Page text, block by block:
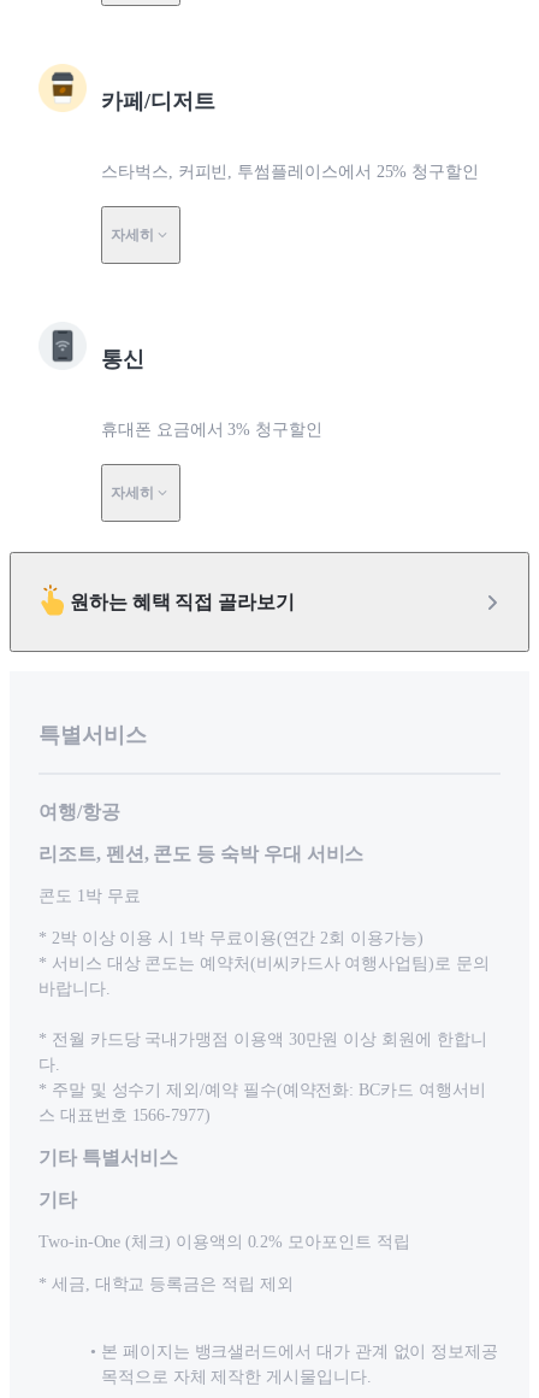
카페/디저트
스타벅스, 커피빈, 투썸플레이스에서 25% 청구할인
자세히
통신
휴대폰 요금에서 3% 청구할인
자세히
원하는 혜택 직접 골라보기
특별서비스
여행/항공
리조트, 펜션, 콘도 등 숙박 우대 서비스
콘도 1박 무료
* 2박 이상 이용 시 1박 무료이용(연간 2회 이용가능)
* 서비스 대상 콘도는 예약처(비씨카드사 여행사업팀)로 문의
바랍니다.
* 전월 카드당 국내가맹점 이용액 30만원 이상 회원에 한합니
다.
* 주말 및 성수기 제외/예약 필수(예약전화: BC카드 여행서비
스 대표번호 1566-7977)
기타 특별서비스
기타
Two-in-One (체크) 이용액의 0.2% 모아포인트 적립
* 세금, 대학교 등록금은 적립 제외
본 페이지는 뱅크샐러드에서 대가 관계 없이 정보제공
목적으로 자체 제작한 게시물입니다.